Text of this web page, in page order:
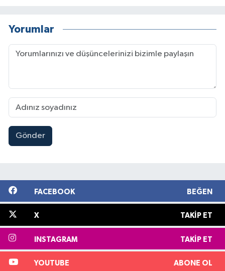
Yorumlar
Gönder
FACEBOOK BEĞEN
X TAKIP ET
INSTAGRAM TAKIP ET
YOUTUBE ABONE OL